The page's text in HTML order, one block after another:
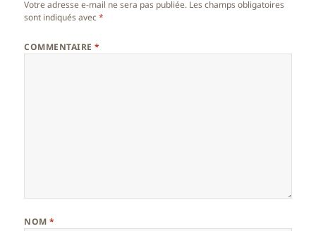
Votre adresse e-mail ne sera pas publiée. Les champs obligatoires
sont indiqués avec*
COMMENTAIRE*
NOM*